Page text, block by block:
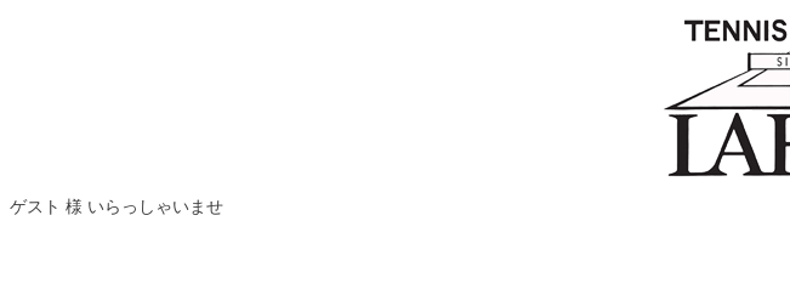
ゲスト 様 いらっしゃいませ